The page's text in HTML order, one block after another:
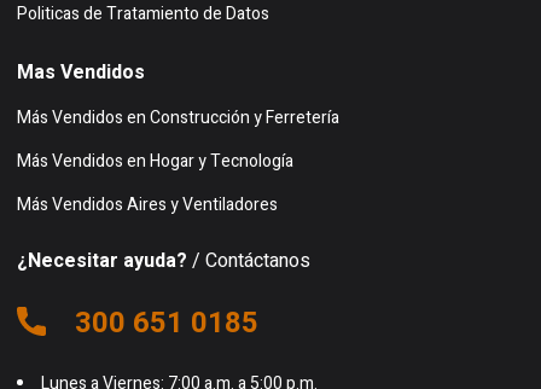
Politicas de Tratamiento de Datos
Mas Vendidos
Más Vendidos en Construcción y Ferretería
Más Vendidos en Hogar y Tecnología
Más Vendidos Aires y Ventiladores
¿Necesitar ayuda? / Contáctanos
300 651 0185
Lunes a Viernes: 7:00 a.m. a 5:00 p.m.